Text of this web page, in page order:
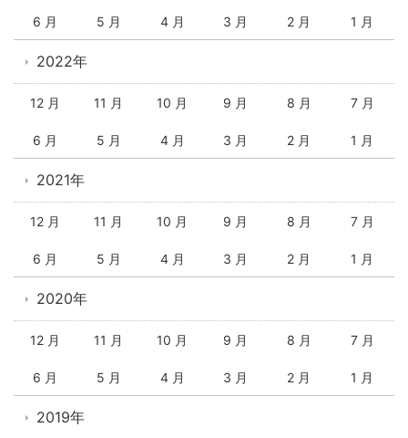
6 月 5 月 4 月 3 月 2 月 1 月
2022年
12 月 11 月 10 月 9 月 8 月 7 月
6 月 5 月 4 月 3 月 2 月 1 月
2021年
12 月 11 月 10 月 9 月 8 月 7 月
6 月 5 月 4 月 3 月 2 月 1 月
2020年
12 月 11 月 10 月 9 月 8 月 7 月
6 月 5 月 4 月 3 月 2 月 1 月
2019年